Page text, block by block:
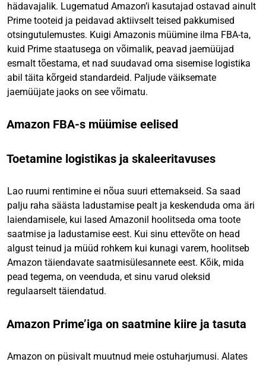
hädavajalik. Lugematud Amazon’i kasutajad ostavad ainult
Prime tooteid ja peidavad aktiivselt teised pakkumised
otsingutulemustes. Kuigi Amazonis müümine ilma FBA-ta,
kuid Prime staatusega on võimalik, peavad jaemüüjad
esmalt tõestama, et nad suudavad oma sisemise logistika
abil täita kõrgeid standardeid. Paljude väiksemate
jaemüüjate jaoks on see võimatu.
Amazon FBA-s müümise eelised
Toetamine logistikas ja skaleeritavuses
Lao ruumi rentimine ei nõua suuri ettemakseid. Sa saad
palju raha säästa ladustamise pealt ja keskenduda oma äri
laiendamisele, kui lased Amazonil hoolitseda oma toote
saatmise ja ladustamise eest. Kui sinu ettevõte on head
algust teinud ja müüd rohkem kui kunagi varem, hoolitseb
Amazon täiendavate saatmisülesannete eest. Kõik, mida
pead tegema, on veenduda, et sinu varud oleksid
regulaarselt täiendatud.
Amazon Prime’iga on saatmine kiire ja tasuta
Amazon on püsivalt muutnud meie ostuharjumusi. Alates